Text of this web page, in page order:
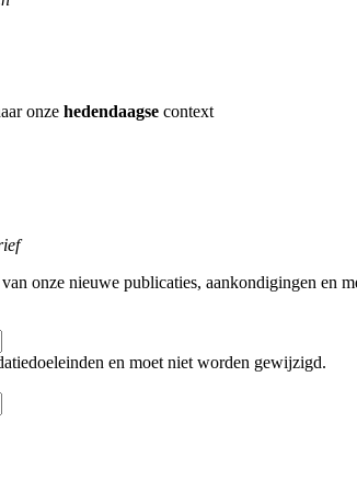
onze hedendaagse context
van onze nieuwe publicaties, aankondigingen en
en moet niet worden gewijzigd.